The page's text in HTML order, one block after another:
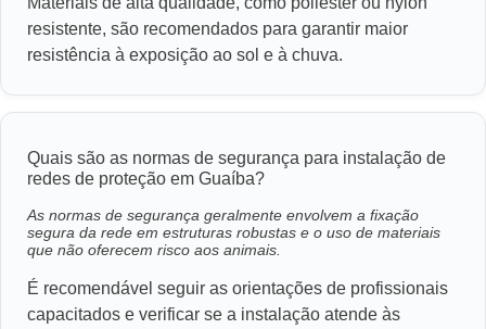
resistente, são recomendados para garantir maior
resistência à exposição ao sol e à chuva.
Quais são as normas de segurança para instalação de
redes de proteção em Guaíba?
As normas de segurança geralmente envolvem a fixação
segura da rede em estruturas robustas e o uso de materiais
que não oferecem risco aos animais.
É recomendável seguir as orientações de profissionais
capacitados e verificar se a instalação atende às